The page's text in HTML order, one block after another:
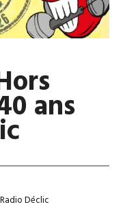
ans
Déclic